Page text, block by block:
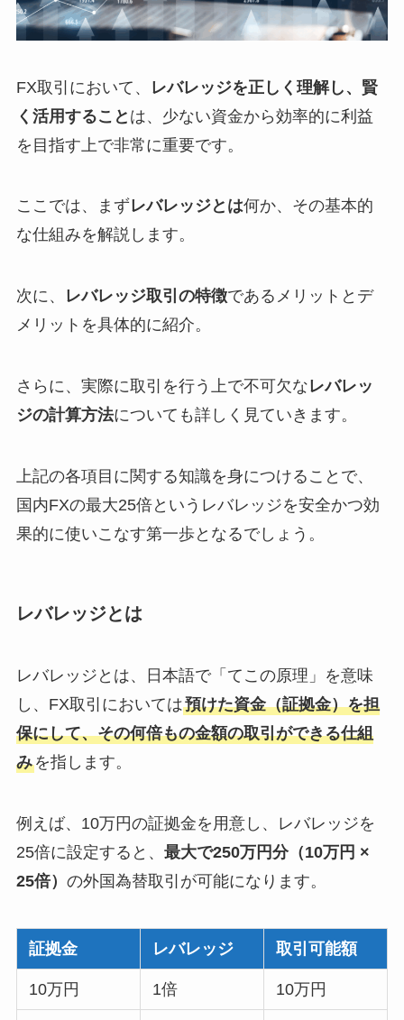
FX取引において、
レバレッジを正しく理解し、賢
く活用すること は、少ない資金から効率的に利益
を目指す上で非常に重要です。
ここでは、まずレバレッジとは何か、その基本的
な仕組みを解説します。
次に、 レバレッジ取引の特徴であるメリットとデ
メリットを具体的に紹介。
さらに、実際に取引を行う上で不可欠なレバレッ
ジの計算方法についても詳しく見ていきます。
上記の各項目に関する知識を身につけることで、
国内FXの最大25倍というレバレッジを安全かつ効
果的に使いこなす第一歩となるでしょう。
レバレッジとは
レバレッジとは、日本語で「てこの原理」を意味
し、FX取引においては預けた資金（証拠金）を担
保にして、その何倍もの金額の取引ができる仕組
みを指します。
例えば、10万円の証拠金を用意し、レバレッジを
25倍に設定すると、 最大で250万円分（10万円 ×
25倍） の外国為替取引が可能になります。
証拠金 レバレッジ 取引可能額
10万円 1倍 10万円